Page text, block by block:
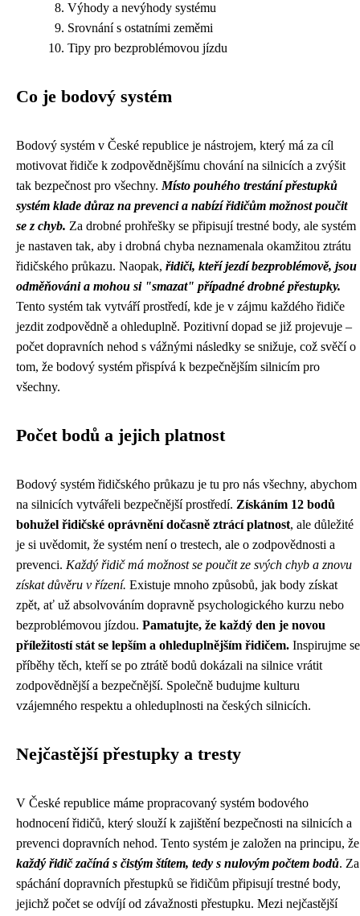
Výhody a nevýhody systému
Srovnání s ostatními zeměmi
Tipy pro bezproblémovou jízdu
Co je bodový systém
Bodový systém v České republice je nástrojem, který má za cíl
motivovat řidiče k zodpovědnějšímu chování na silnicích a zvýšit
tak bezpečnost pro všechny. Místo pouhého trestání přestupků
systém klade důraz na prevenci a nabízí řidičům možnost poučit
se z chyb. Za drobné prohřešky se připisují trestné body, ale systém
je nastaven tak, aby i drobná chyba neznamenala okamžitou ztrátu
řidičského průkazu. Naopak, řidiči, kteří jezdí bezproblémově, jsou
odměňováni a mohou si "smazat" případné drobné přestupky.
Tento systém tak vytváří prostředí, kde je v zájmu každého řidiče
jezdit zodpovědně a ohleduplně. Pozitivní dopad se již projevuje –
počet dopravních nehod s vážnými následky se snižuje, což svěčí o
tom, že bodový systém přispívá k bezpečnějším silnicím pro
všechny.
Počet bodů a jejich platnost
Bodový systém řidičského průkazu je tu pro nás všechny, abychom
na silnicích vytvářeli bezpečnější prostředí. Získáním 12 bodů
bohužel řidičské oprávnění dočasně ztrácí platnost, ale důležité
je si uvědomit, že systém není o trestech, ale o zodpovědnosti a
prevenci. Každý řidič má možnost se poučit ze svých chyb a znovu
získat důvěru v řízení. Existuje mnoho způsobů, jak body získat
zpět, ať už absolvováním dopravně psychologického kurzu nebo
bezproblémovou jízdou. Pamatujte, že každý den je novou
příležitostí stát se lepším a ohleduplnějším řidičem. Inspirujme se
příběhy těch, kteří se po ztrátě bodů dokázali na silnice vrátit
zodpovědnější a bezpečnější. Společně budujme kulturu
vzájemného respektu a ohleduplnosti na českých silnicích.
Nejčastější přestupky a tresty
V České republice máme propracovaný systém bodového
hodnocení řidičů, který slouží k zajištění bezpečnosti na silnicích a
prevenci dopravních nehod. Tento systém je založen na principu, že
každý řidič začíná s čistým štítem, tedy s nulovým počtem bodů. Za
spáchání dopravních přestupků se řidičům připisují trestné body,
jejichž počet se odvíjí od závažnosti přestupku. Mezi nejčastější